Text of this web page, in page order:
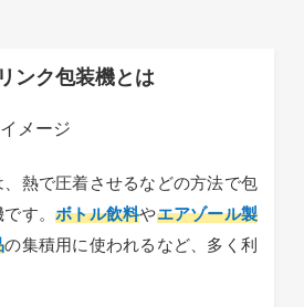
ンク包装機とは
熱で圧着させるなどの方法で包
です。ボトル飲料やエアゾール製
の集積用に使われるなど、多く利